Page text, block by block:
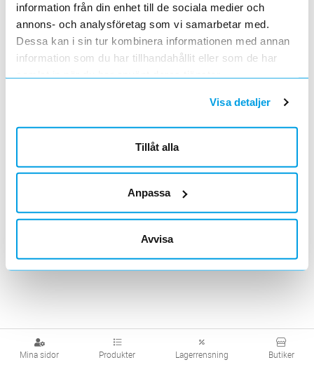
information från din enhet till de sociala medier och
annons- och analysföretag som vi samarbetar med.
Dessa kan i sin tur kombinera informationen med annan
information som du har tillhandahållit eller som de har
samlat in när du har använt deras tjänster.
Visa detaljer
Tillåt alla
Anpassa
Avvisa
Mina sidor Produkter Lagerrensning Butiker
Takgenomföringar Fyrkantiga Runda
Moduler Tillbehör
Visa produkter från alla underliggande kategorier